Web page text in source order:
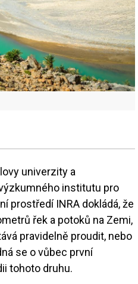
univerzity a
institutu pro
prostředí INRA dokládá, že
řek a potoků na Zemi,
pravidelně proudit, nebo
se o vůbec první
tohoto druhu.